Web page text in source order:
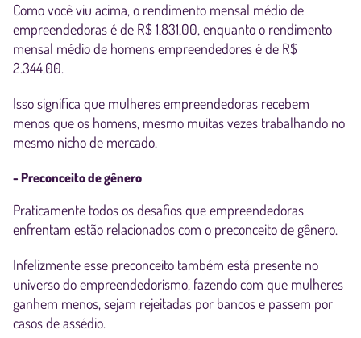
Como você viu acima, o rendimento mensal médio de
empreendedoras é de R$ 1.831,00, enquanto o rendimento
mensal médio de homens empreendedores é de R$
2.344,00.
Isso significa que mulheres empreendedoras recebem
menos que os homens, mesmo muitas vezes trabalhando no
mesmo nicho de mercado.
- Preconceito de gênero
Praticamente todos os desafios que empreendedoras
enfrentam estão relacionados com o preconceito de gênero.
Infelizmente esse preconceito também está presente no
universo do empreendedorismo, fazendo com que mulheres
ganhem menos, sejam rejeitadas por bancos e passem por
casos de assédio.